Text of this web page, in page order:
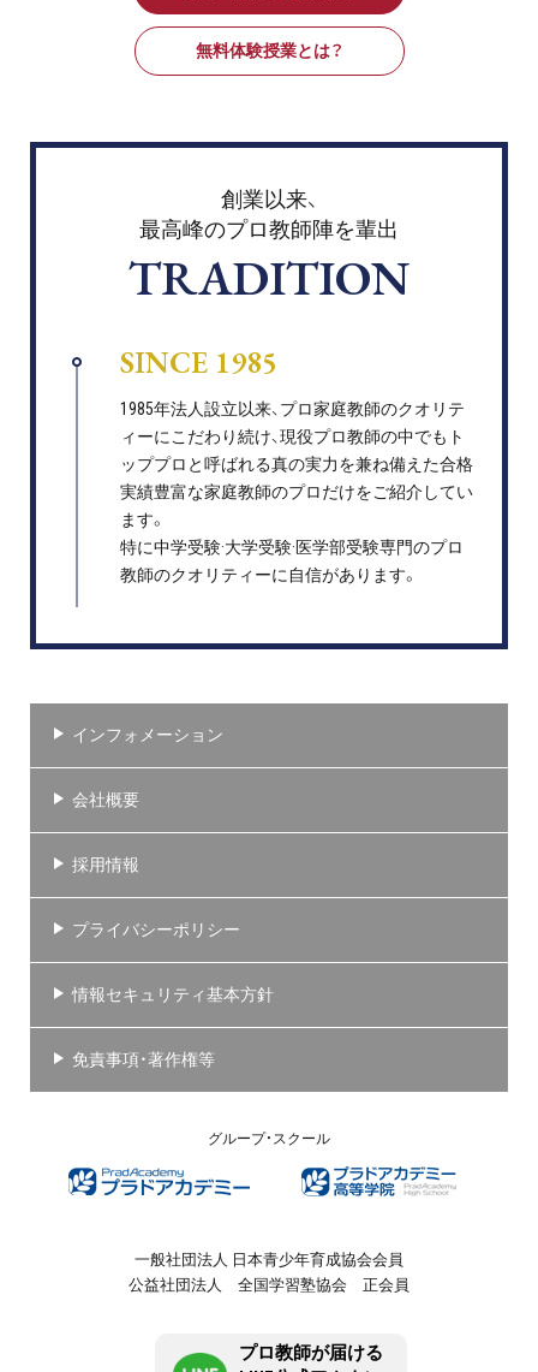
無料体験授業とは？
創業以来、
最高峰のプロ教師陣を輩出
TRADITION
SINCE 1985
1985年法人設立以来、プロ家庭教師のクオリテ
ィーにこだわり続け、現役プロ教師の中でもト
ッププロと呼ばれる真の実力を兼ね備えた合格
実績豊富な家庭教師のプロだけをご紹介してい
ます。
特に中学受験·大学受験·医学部受験専門のプロ
教師のクオリティーに自信があります。
インフォメーション
会社概要
採用情報
プライバシーポリシー
情報セキュリティ基本方針
免責事項・著作権等
グループ・スクール
一般社団法人 日本青少年育成協会会員
公益社団法人 全国学習塾協会 正会員
プロ教師が届ける